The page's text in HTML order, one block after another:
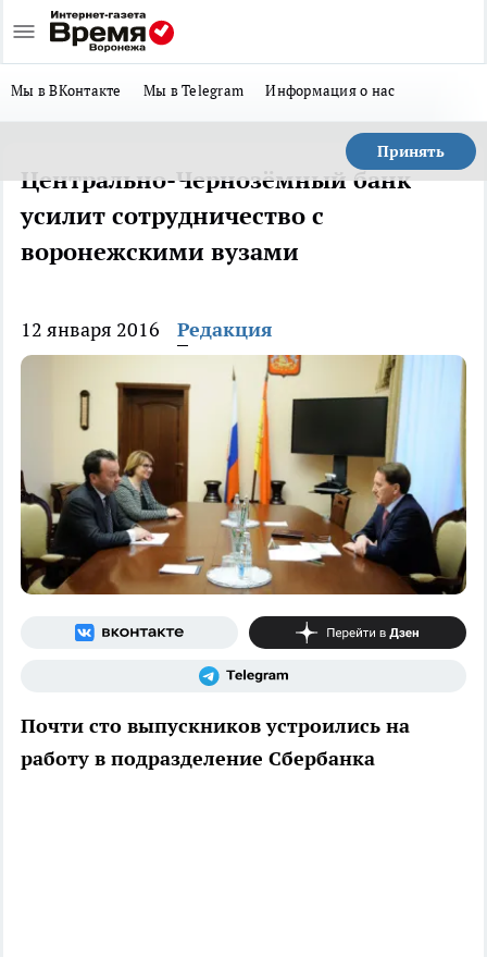
Мы в ВКонтакте Мы в Telegram Информация о нас
Принять
Центрально-Чернозёмный банк
усилит сотрудничество с
воронежскими вузами
12 января 2016 Редакция
Почти сто выпускников устроились на
работу в подразделение Сбербанка